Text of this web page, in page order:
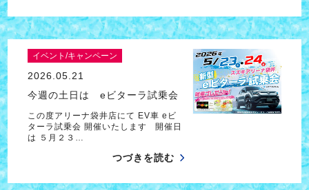
イベント/キャンペーン
2026.05.21
今週の土日は eビターラ試乗会
この度アリーナ袋井店にて EV車 eビ
ターラ試乗会 開催いたします 開催日
は ５月２３…
つづきを読む